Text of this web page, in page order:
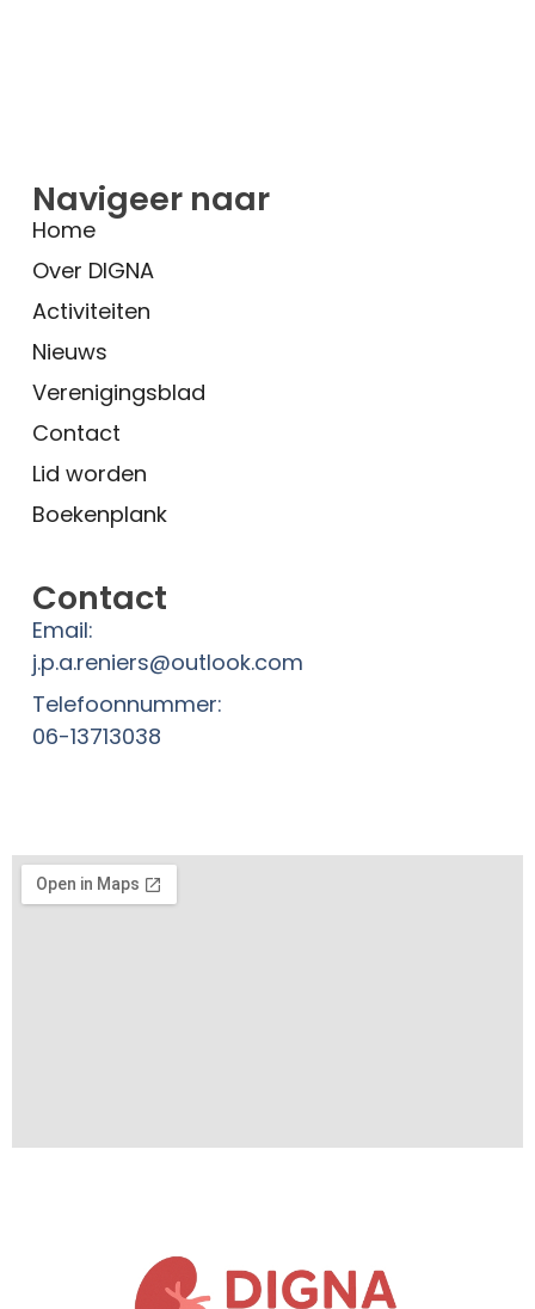
Navigeer naar
Home
Over DIGNA
Activiteiten
Nieuws
Verenigingsblad
Contact
Lid worden
Boekenplank
Contact
Email:
j.p.a.reniers@outlook.com
Telefoonnummer:
06-13713038